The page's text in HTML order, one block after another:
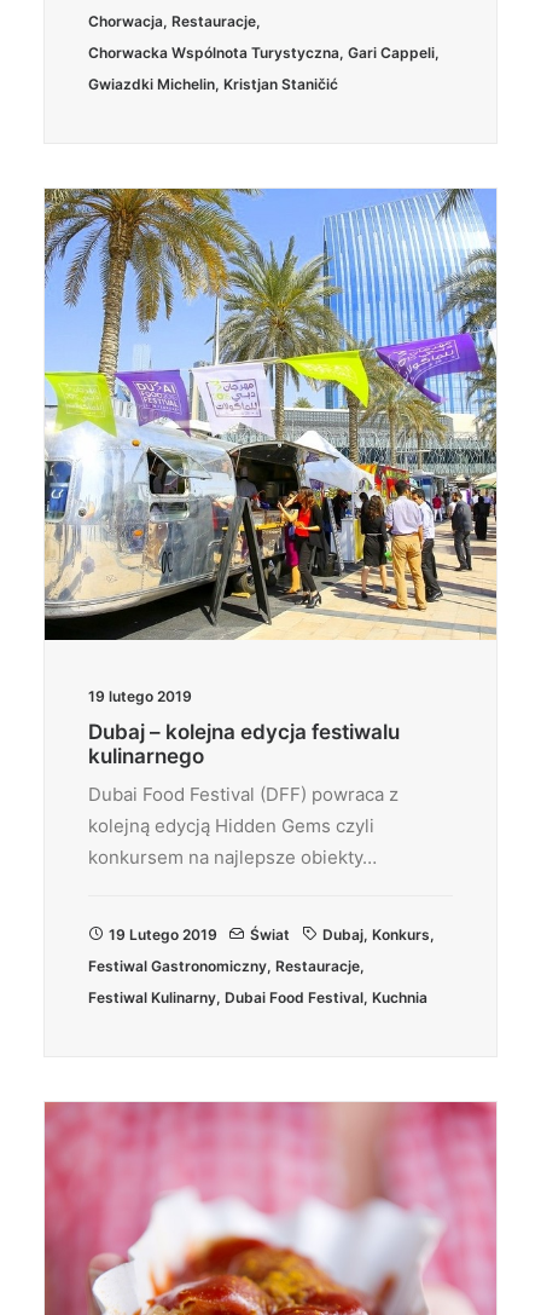
Chorwacja, Restauracje,
Chorwacka Wspólnota Turystyczna, Gari Cappeli,
Gwiazdki Michelin, Kristjan Staničić
19 lutego 2019
Dubaj – kolejna edycja festiwalu
kulinarnego
Dubai Food Festival (DFF) powraca z
kolejną edycją Hidden Gems czyli
konkursem na najlepsze obiekty…
19 Lutego 2019 Świat Dubaj, Konkurs,
Festiwal Gastronomiczny, Restauracje,
Festiwal Kulinarny, Dubai Food Festival, Kuchnia